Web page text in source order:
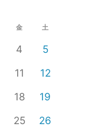
金 土
4
5
11
12
18
19
25
26